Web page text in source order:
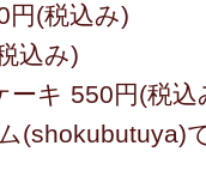
円(税込み)
込み)
ーキ 550円(税込
(shokubutuya)